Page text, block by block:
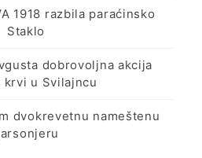
1918 razbila paraćinsko
Staklo
dobrovoljna akcija
krvi u Svilajncu
dvokrevetnu nameštenu